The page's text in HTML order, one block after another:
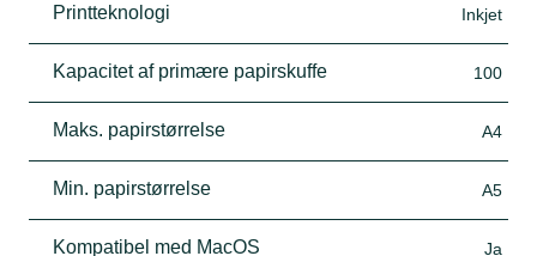
Printteknologi Inkjet
Kapacitet af primære papirskuffe 100
Maks. papirstørrelse A4
Min. papirstørrelse A5
Kompatibel med MacOS Ja